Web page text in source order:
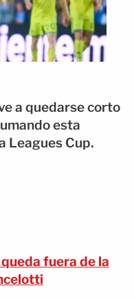
a quedarse corto
esta
Leagues Cup.
fuera de la